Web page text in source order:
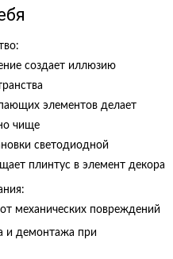
создает иллюзию
элементов делает
чище
светодиодной
плинтус в элемент декора
механических повреждений
и демонтажа при